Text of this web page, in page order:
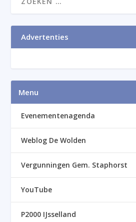
Advertenties
Menu
Evenementenagenda
Weblog De Wolden
Vergunningen Gem. Staphorst
YouTube
P2000 IJsselland